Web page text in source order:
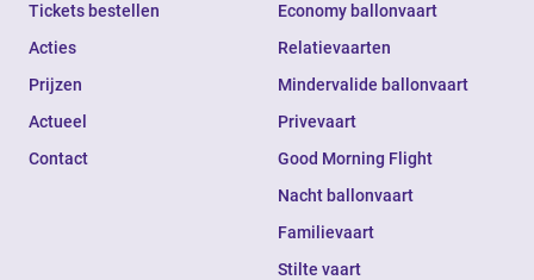
Tickets bestellen
Acties
Prijzen
Actueel
Contact
Economy ballonvaart
Relatievaarten
Mindervalide ballonvaart
Privevaart
Good Morning Flight
Nacht ballonvaart
Familievaart
Stilte vaart